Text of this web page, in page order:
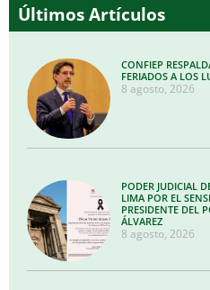
Últimos Artículos
CONFIEP
FERIADOS A LOS
8 agosto, 2026
PODER JUDICIAL
LIMA POR EL
PRESIDENTE DEL
ÁLVAREZ
8 agosto, 2026